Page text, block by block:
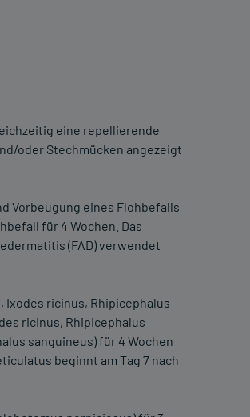
eine repellierende
oder Stechmücken angezeigt
Vorbeugung eines Flohbefalls
für 4 Wochen. Das
(FAD) verwendet
ricinus, Rhipicephalus
ricinus, Rhipicephalus
sanguineus) für 4 Wochen
beginnt am Tag 7 nach